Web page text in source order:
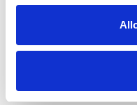
- Aufgesetzte
- Schlitztaschen und
- Normale Passform
- Unser Modell trägt Größe